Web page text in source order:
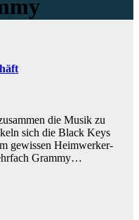
die Musik zu
sich die Black Keys
gewissen Heimwerker-
Grammy…